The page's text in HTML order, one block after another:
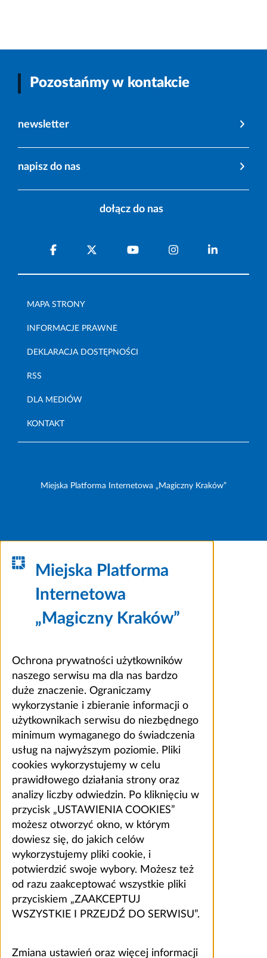
Pozostańmy w kontakcie
newsletter
napisz do nas
dołącz do nas
MAPA STRONY
INFORMACJE PRAWNE
DEKLARACJA DOSTĘPNOŚCI
RSS
DLA MEDIÓW
KONTAKT
Miejska Platforma Internetowa „Magiczny Kraków”
Miejska Platforma
Internetowa
„Magiczny Kraków”
Ochrona prywatności użytkowników
naszego serwisu ma dla nas bardzo
duże znaczenie. Ograniczamy
wykorzystanie i zbieranie informacji o
użytkownikach serwisu do niezbędnego
minimum wymaganego do świadczenia
usług na najwyższym poziomie. Pliki
cookies wykorzystujemy w celu
prawidłowego działania strony oraz
analizy liczby odwiedzin. Po kliknięciu w
przycisk „USTAWIENIA COOKIES”
możesz otworzyć okno, w którym
dowiesz się, do jakich celów
wykorzystujemy pliki cookie, i
potwierdzić swoje wybory. Możesz też
od razu zaakceptować wszystkie pliki
przyciskiem „ZAAKCEPTUJ
WSZYSTKIE I PRZEJDŹ DO SERWISU”.
Zmiana ustawień oraz więcej informacji